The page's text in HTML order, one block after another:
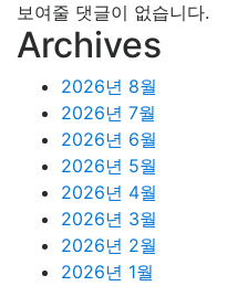
보여줄 댓글이 없습니다.
Archives
2026년 8월
2026년 7월
2026년 6월
2026년 5월
2026년 4월
2026년 3월
2026년 2월
2026년 1월